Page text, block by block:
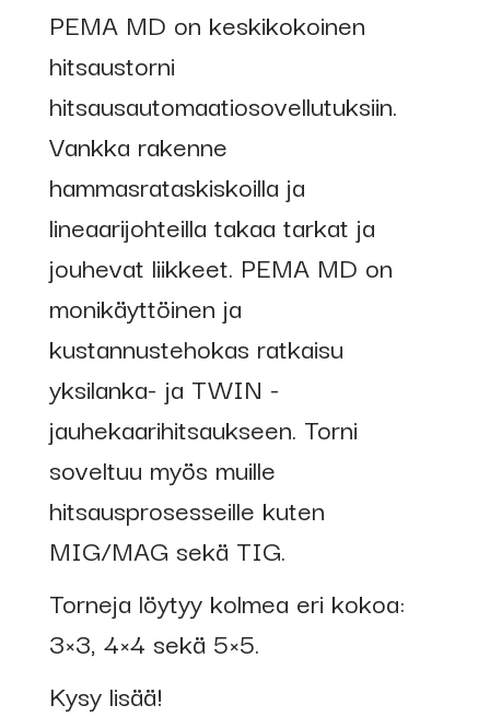
PEMA MD on keskikokoinen
hitsaustorni
hitsausautomaatiosovellutuksiin.
Vankka rakenne
hammasrataskiskoilla ja
lineaarijohteilla takaa tarkat ja
jouhevat liikkeet. PEMA MD on
monikäyttöinen ja
kustannustehokas ratkaisu
yksilanka- ja TWIN -
jauhekaarihitsaukseen. Torni
soveltuu myös muille
hitsausprosesseille kuten
MIG/MAG sekä TIG.
Torneja löytyy kolmea eri kokoa:
3×3, 4×4 sekä 5×5.
Kysy lisää!